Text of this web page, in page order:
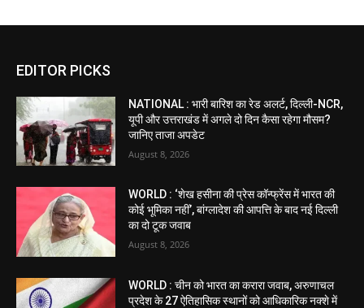
EDITOR PICKS
NATIONAL : भारी बारिश का रेड अलर्ट, दिल्ली-NCR,
यूपी और उत्तराखंड में अगले दो दिन कैसा रहेगा मौसम?
जानिए ताजा अपडेट
August 8, 2026
WORLD : ‘शेख हसीना की प्रेस कॉन्फ्रेंस में भारत की
कोई भूमिका नहीं’, बांग्लादेश की आपत्ति के बाद नई दिल्ली
का दो टूक जवाब
August 8, 2026
WORLD : चीन को भारत का करारा जवाब, अरुणाचल
प्रदेश के 27 ऐतिहासिक स्थानों को आधिकारिक नक्शे में